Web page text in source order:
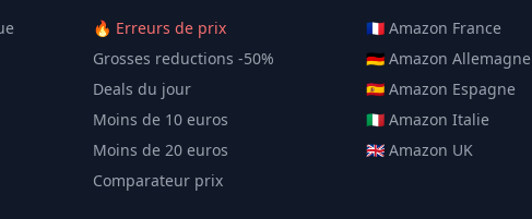
🔥 Erreurs de prix
Grosses reductions -50%
Deals du jour
Moins de 10 euros
Moins de 20 euros
Comparateur prix
🇫🇷 Amazon France
🇩🇪 Amazon Allemagne
🇪🇸 Amazon Espagne
🇮🇹 Amazon Italie
🇬🇧 Amazon UK